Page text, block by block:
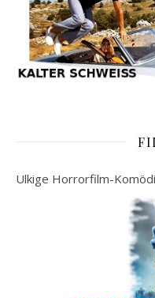
Ulkige Horrorfilm-